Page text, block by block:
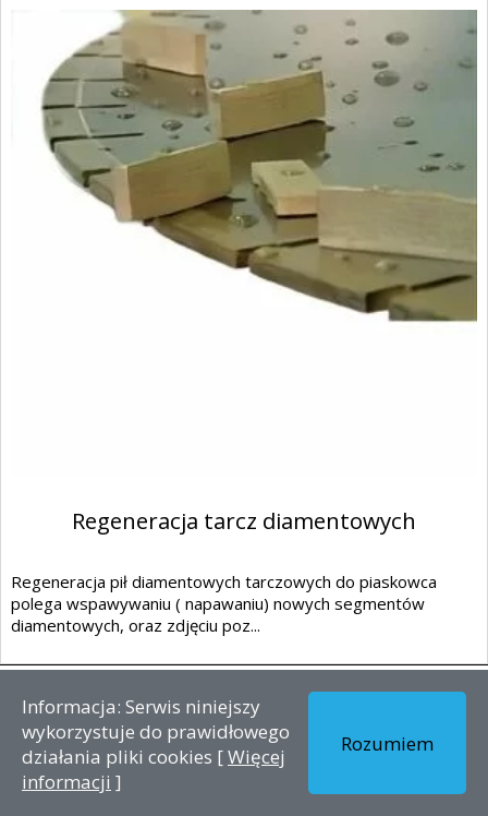
Regeneracja tarcz diamentowych
Regeneracja pił diamentowych tarczowych do piaskowca
polega wspawywaniu ( napawaniu) nowych segmentów
diamentowych, oraz zdjęciu poz...
zobacz szczegóły
Dianormet
Informacja: Serwis niniejszy
wykorzystuje do prawidłowego
działania pliki cookies [Więcej
informacji ]
Rozumiem